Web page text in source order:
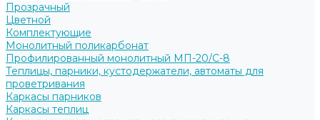
Прозрачный
Цветной
Комплектующие
Монолитный поликарбонат
Профилированный монолитный МП-20/С-8
Теплицы, парники, кустодержатели, автоматы для
проветривания
Каркасы парников
Каркасы теплиц